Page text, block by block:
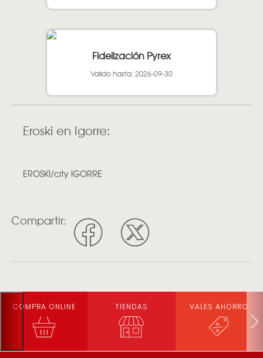
Fidelización Pyrex
Valido hasta: 2026-09-30
Eroski en Igorre:
EROSKI/city IGORRE
Compartir:
COMPRA ONLINE TIENDAS VALES AHORRO